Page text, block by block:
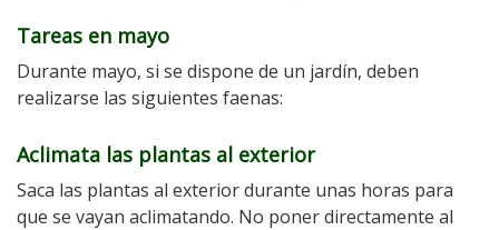
Tareas en mayo
Durante mayo, si se dispone de un jardín, deben
realizarse las siguientes faenas:
Aclimata las plantas al exterior
Saca las plantas al exterior durante unas horas para
que se vayan aclimatando. No poner directamente al